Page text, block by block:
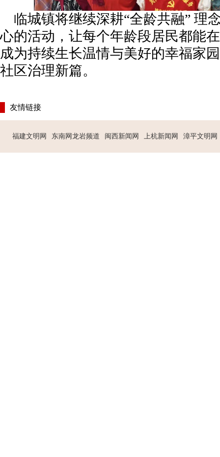
临城镇将继续深耕“全龄共融” 理
心的活动，让每个年龄段居民都能
成为持续生长温情与美好的幸福家
社区治理新篇。
友情链接
福建文明网 东南网龙岩频道 闽西新闻网 上杭新闻网 漳平文明网